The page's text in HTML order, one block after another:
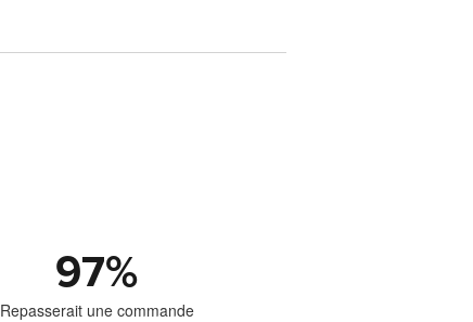
97%
Repasserait une commande